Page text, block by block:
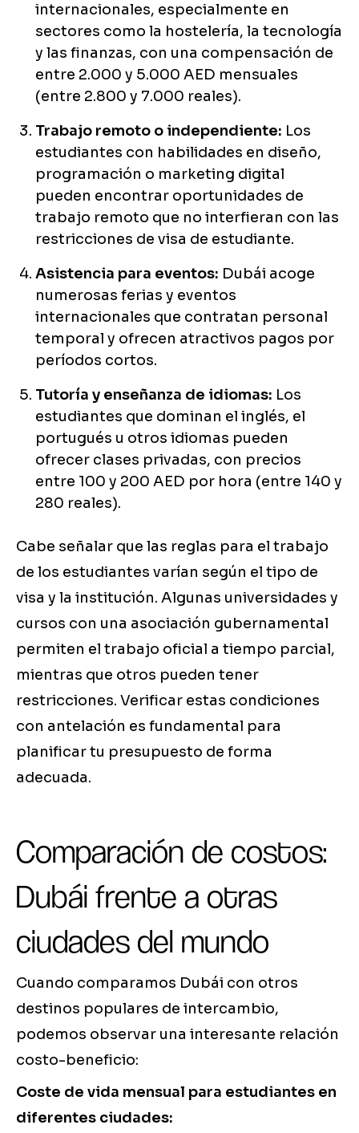
internacionales, especialmente en
sectores como la hostelería, la tecnología
y las finanzas, con una compensación de
entre 2.000 y 5.000 AED mensuales
(entre 2.800 y 7.000 reales).
Trabajo remoto o independiente: Los
estudiantes con habilidades en diseño,
programación o marketing digital
pueden encontrar oportunidades de
trabajo remoto que no interfieran con las
restricciones de visa de estudiante.
Asistencia para eventos: Dubái acoge
numerosas ferias y eventos
internacionales que contratan personal
temporal y ofrecen atractivos pagos por
períodos cortos.
Tutoría y enseñanza de idiomas: Los
estudiantes que dominan el inglés, el
portugués u otros idiomas pueden
ofrecer clases privadas, con precios
entre 100 y 200 AED por hora (entre 140 y
280 reales).
Cabe señalar que las reglas para el trabajo
de los estudiantes varían según el tipo de
visa y la institución. Algunas universidades y
cursos con una asociación gubernamental
permiten el trabajo oficial a tiempo parcial,
mientras que otros pueden tener
restricciones. Verificar estas condiciones
con antelación es fundamental para
planificar tu presupuesto de forma
adecuada.
Comparación de costos:
Dubái frente a otras
ciudades del mundo
Cuando comparamos Dubái con otros
destinos populares de intercambio,
podemos observar una interesante relación
costo-beneficio:
Coste de vida mensual para estudiantes en
diferentes ciudades: